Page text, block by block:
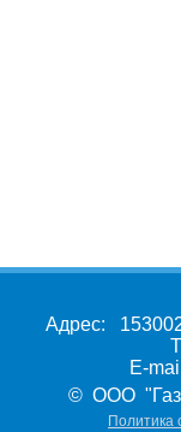
Адрес:
E-
© ООО
Политика